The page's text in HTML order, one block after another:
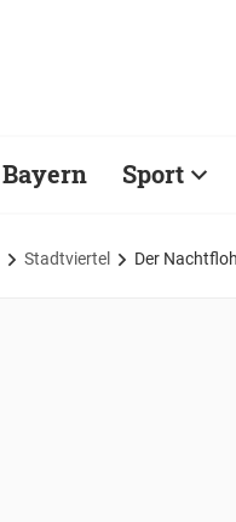
Bayern Sport
Stadtviertel Der